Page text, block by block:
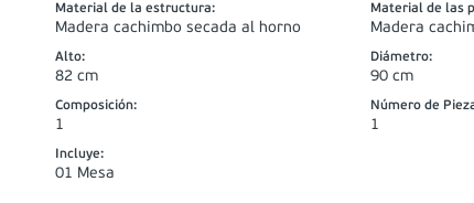
Material de la estructura:
Madera cachimbo secada al horno
Material de las
Madera
Alto:
82 cm
Diámetro:
90 cm
Composición:
1
Número de
1
Incluye:
01 Mesa